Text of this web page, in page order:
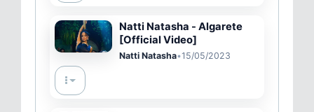
Natti Natasha - Algarete
[Official Video]
Natti Natasha•15/05/2023